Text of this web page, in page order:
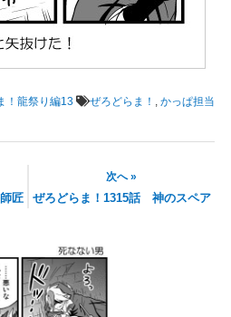
！龍祭り編13 ぜろどらま！ ,かっぱ担当
匠
次へ »
ぜろどらま！1315話 神のスペア